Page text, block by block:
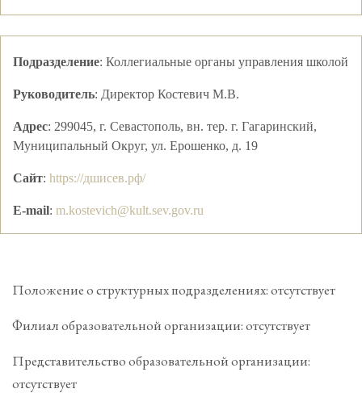
Подразделение: Коллегиальные органы управления школой
Руководитель: Директор Костевич М.В.
Адрес: 299045, г. Севастополь, вн. тер. г. Гагаринский,
Муниципальный Округ, ул. Ерошенко, д. 19
Сайт: https://дшисев.рф/
E-mail: m.kostevich@kult.sev.gov.ru
Положение о структурных подразделениях:отсутствует
Филиал образовательной организации:отсутствует
Представительство образовательной организации:
отсутствует